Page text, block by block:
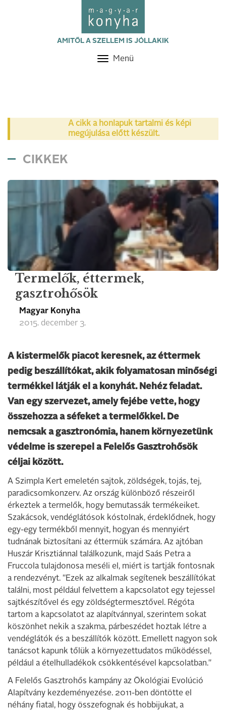
AMITŐL A SZELLEM IS JÓLLAKIK
Toggle
Menü
A cikk a honlapuk tartalmi és képi
megújulása előtt készült.
CIKKEK
Termelők, éttermek,
gasztrohősök
Magyar Konyha
2015. december 3.
A kistermelők piacot keresnek, az éttermek
pedig beszállítókat, akik folyamatosan minőségi
termékkel látják el a konyhát. Nehéz feladat.
Van egy szervezet, amely fejébe vette, hogy
összehozza a séfeket a termelőkkel. De
nemcsak a gasztronómia, hanem környezetünk
védelme is szerepel a Felelős Gasztrohősök
céljai között.
A Szimpla Kert emeletén sajtok, zöldségek, tojás, tej,
paradicsomkonzerv. Az ország különböző részeiről
érkeztek a termelők, hogy bemutassák termékeiket.
Szakácsok, vendéglátósok kóstolnak, érdeklődnek, hogy
egy-egy termékből mennyit, hogyan és mennyiért
tudnának biztosítani az éttermük számára. Az ajtóban
Huszár Krisztiánnal találkozunk, majd Saás Petra a
Fruccola tulajdonosa meséli el, miért is tartják fontosnak
a rendezvényt. "Ezek az alkalmak segítenek beszállítókat
találni, most például felvettem a kapcsolatot egy tejessel
sajtkészítővel és egy zöldségtermesztővel. Régóta
tartom a kapcsolatot az alapítvánnyal, szerintem sokat
köszönhet nekik a szakma, párbeszédet hoztak létre a
vendéglátók és a beszállítók között. Emellett nagyon sok
tanácsot kapunk tőlük a környezettudatos működéssel,
például a ételhulladékok csökkentésével kapcsolatban."
A Felelős Gasztrohős kampány az Ökológiai Evolúció
Alapítvány kezdeményezése. 2011-ben döntötte el
néhány fiatal, hogy összefognak és hobbijukat, a